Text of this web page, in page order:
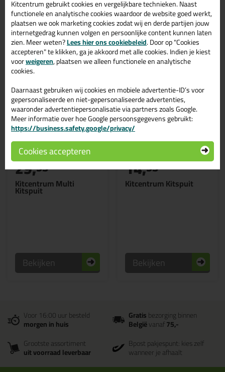
Gerelateerde producten
Kitcentrum Multi
Kitspuit
29,95
Bekijken
Kitcentrum Kitspuit
14,95
Bekijken
Voor 16:00 uur besteld
morgen in huis
Gratisbezorging binnen
Belgiëvanaf75,-
Grootste assortiment
uit voorraad leverbaar
Bpost pakjespunt: kies zelf
wanneer je afhaalt
Kitcentrum gebruikt cookies en vergelijkbare technieken. Naast
functionele en analytische cookies waardoor de website goed werkt,
plaatsen we ook marketing cookies zodat wij en derde partijen jouw
internetgedrag kunnen volgen en persoonlijke content kunnen laten
zien. Meer weten?Lees hier ons cookiebeleid. Door op "Cookies
accepteren" te klikken, ga je akkoord met alle cookies. Indien je kiest
voorweigeren, plaatsen we alleen functionele en analytische
cookies.
Daarnaast gebruiken wij cookies en mobiele advertentie-ID’s voor
gepersonaliseerde en niet-gepersonaliseerde advertenties,
waaronder advertentiepersonalisatie via partners zoals Google.
Meer informatie over hoe Google persoonsgegevens gebruikt:
https://business.safety.google/privacy/
Cookies accepteren